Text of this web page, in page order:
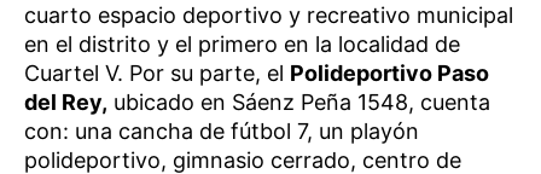
cuarto espacio deportivo y recreativo municipal
en el distrito y el primero en la localidad de
Cuartel V. Por su parte, el Polideportivo Paso
del Rey, ubicado en Sáenz Peña 1548, cuenta
con: una cancha de fútbol 7, un playón
polideportivo, gimnasio cerrado, centro de